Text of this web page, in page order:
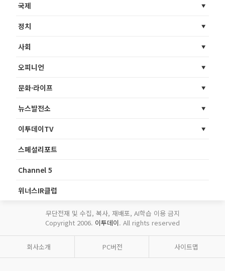
국제
정치
사회
오피니언
문화·라이프
뉴스발전소
이투데이TV
스페셜리포트
Channel 5
위너스IR클럽
무단전재 및 수집, 복사, 재배포, AI학습 이용 금지
Copyright 2006. 이투데이. All rights reserved
회사소개 PC버전 사이트맵